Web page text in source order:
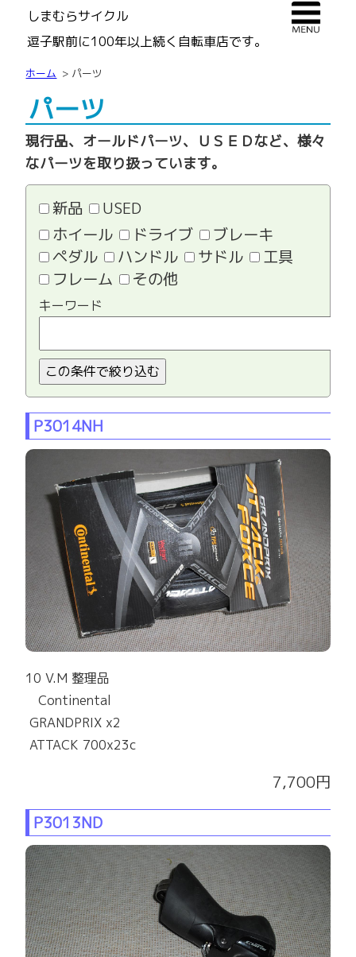
しまむらサイクル
逗子駅前に100年以上続く自転車店です。
ホーム パーツ
パーツ
現行品、オールドパーツ、ＵＳＥＤなど、様々
なパーツを取り扱っています。
新品
USED
ホイール
ドライブ
ブレーキ
ペダル
ハンドル サドル
工具
フレーム
その他
キーワード
P3014NH
10 V.M 整理品
Continental
GRANDPRIX x2
ATTACK 700x23c
7,700円
P3013ND